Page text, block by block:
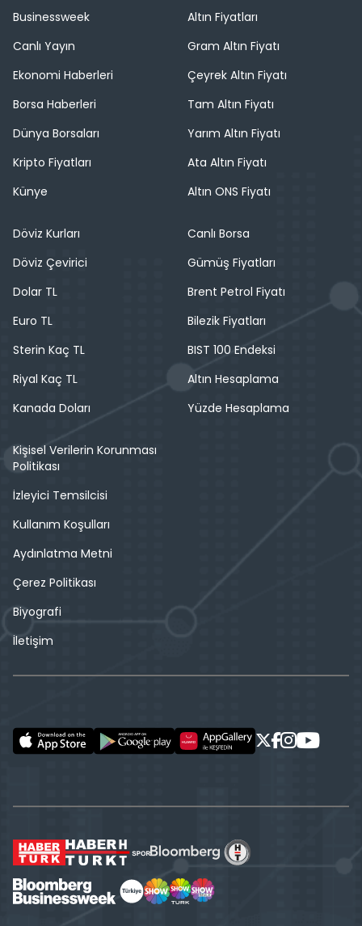
Businessweek
Canlı Yayın
Ekonomi Haberleri
Borsa Haberleri
Dünya Borsaları
Kripto Fiyatları
Künye
Altın Fiyatları
Gram Altın Fiyatı
Çeyrek Altın Fiyatı
Tam Altın Fiyatı
Yarım Altın Fiyatı
Ata Altın Fiyatı
Altın ONS Fiyatı
Döviz Kurları
Döviz Çevirici
Dolar TL
Euro TL
Sterin Kaç TL
Riyal Kaç TL
Kanada Doları
Canlı Borsa
Gümüş Fiyatları
Brent Petrol Fiyatı
Bilezik Fiyatları
BIST 100 Endeksi
Altın Hesaplama
Yüzde Hesaplama
Kişisel Verilerin Korunması
Politikası
İzleyici Temsilcisi
Kullanım Koşulları
Aydınlatma Metni
Çerez Politikası
Biyografi
İletişim